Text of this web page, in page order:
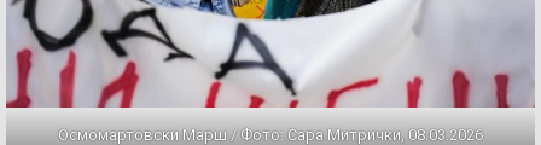
Осмомартовски Марш / Фото: Сара Митрички, 08.03.2026